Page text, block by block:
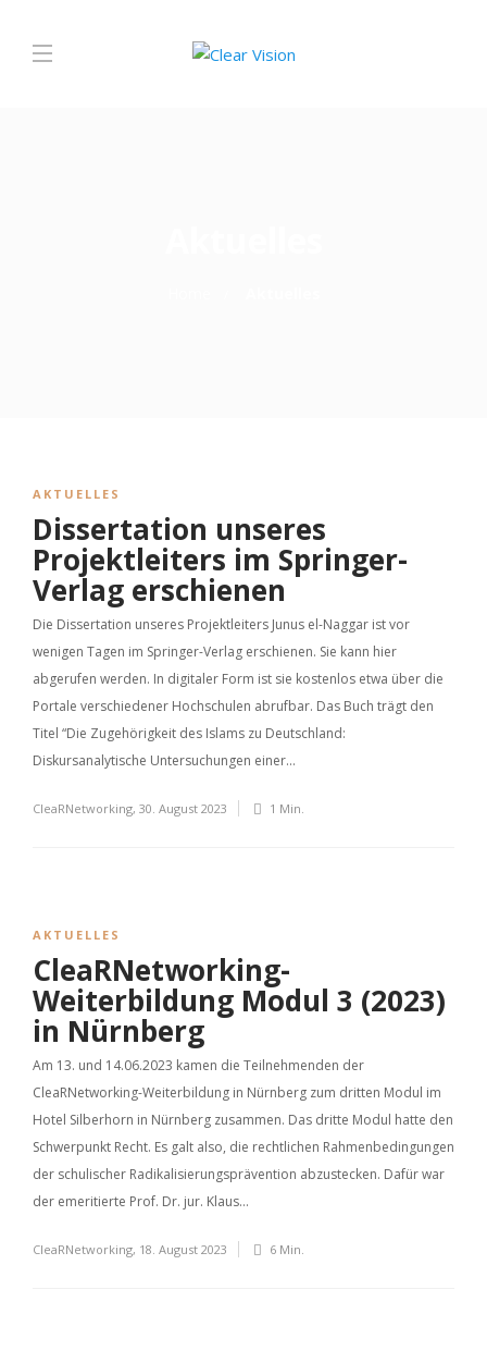
AKTUELLES
Dissertation unseres
Projektleiters im Springer-
Verlag erschienen
Die Dissertation unseres Projektleiters Junus el-Naggar ist vor
wenigen Tagen im Springer-Verlag erschienen. Sie kann hier
abgerufen werden. In digitaler Form ist sie kostenlos etwa über die
Portale verschiedener Hochschulen abrufbar. Das Buch trägt den
Titel “Die Zugehörigkeit des Islams zu Deutschland:
Diskursanalytische Untersuchungen einer...
CleaRNetworking, 30. August 2023 1 Min.
AKTUELLES
CleaRNetworking-
Weiterbildung Modul 3 (2023)
in Nürnberg
Am 13. und 14.06.2023 kamen die Teilnehmenden der
CleaRNetworking-Weiterbildung in Nürnberg zum dritten Modul im
Hotel Silberhorn in Nürnberg zusammen. Das dritte Modul hatte den
Schwerpunkt Recht. Es galt also, die rechtlichen Rahmenbedingungen
der schulischer Radikalisierungsprävention abzustecken. Dafür war
der emeritierte Prof. Dr. jur. Klaus...
CleaRNetworking, 18. August 2023 6 Min.